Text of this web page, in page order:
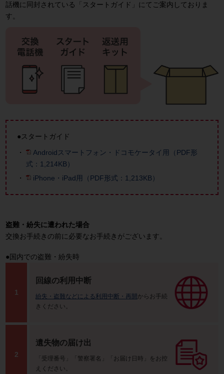
話機に同封されている「スタートガイド」にてご案内しておりま
す。
●スタートガイド
Androidスマートフォン・ドコモケータイ用（PDF形
式：1,214KB）
iPhone・iPad用（PDF形式：1,213KB）
盗難・紛失に遭われた場合
交換お手続きの前に必要なお手続きがございます。
●国内での盗難・紛失時
1
回線の利用中断
紛失・盗難などによる利用中断・再開 からお手続
きください。
2
遺失物の届け出
「受理番号」「警察署名」「お届け日時」をお控
えください。